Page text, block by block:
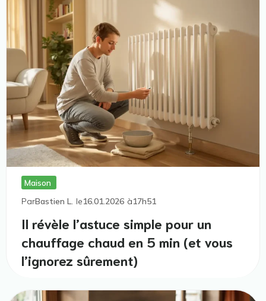
Maison
ParBastien L. le16.01.2026 à17h51
Il révèle l’astuce simple pour un
chauffage chaud en 5 min (et vous
l’ignorez sûrement)